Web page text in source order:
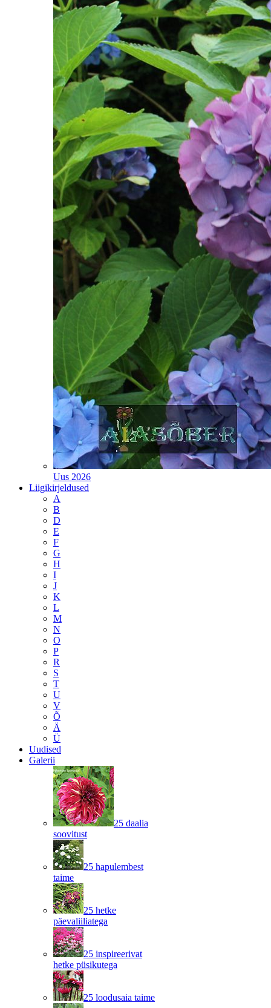
Uus 2026
Liigikirjeldused
A
B
D
E
F
G
H
I
J
K
L
M
N
O
P
R
S
T
U
V
Õ
Ä
Ü
Uudised
Galerii
25 daalia
soovitust
25 hapulembest
taime
25 hetke
päevaliiliatega
25 inspireerivat
hetke püsikutega
25 loodusaia taime